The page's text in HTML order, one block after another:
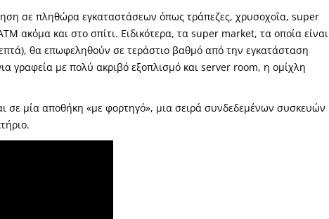
σε πληθώρα εγκαταστάσεων όπως τράπεζες, χρυσοχοΐα, super
ακόμα και στο σπίτι. Ειδικότερα, τα super market, τα οποία είναι
θα επωφεληθούν σε τεράστιο βαθμό από την εγκατάσταση
γραφεία με πολύ ακριβό εξοπλισμό και server room, η ομίχλη
σε μία αποθήκη «με φορτηγό», μια σειρά συνδεδεμένων συσκευών